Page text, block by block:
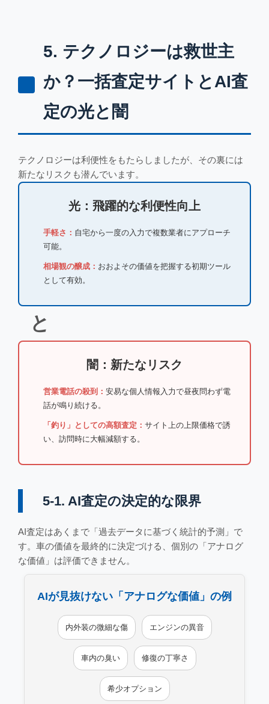
5. テクノロジーは救世主
か？一括査定サイトとAI査
定の光と闇
テクノロジーは利便性をもたらしましたが、その裏には
新たなリスクも潜んでいます。
光：飛躍的な利便性向上
手軽さ： 自宅から一度の入力で複数業者にアプローチ
可能。
相場観の醸成： おおよその価値を把握する初期ツール
として有効。
と
闇：新たなリスク
営業電話の殺到： 安易な個人情報入力で昼夜問わず電
話が鳴り続ける。
「釣り」としての高額査定： サイト上の上限価格で誘
い、訪問時に大幅減額する。
5-1. AI査定の決定的な限界
AI査定はあくまで「過去データに基づく統計的予測」で
す。車の価値を最終的に決定づける、個別の「アナログ
な価値」は評価できません。
AIが見抜けない「アナログな価値」の例
内外装の微細な傷 エンジンの異音
車内の臭い 修復の丁寧さ
希少オプション